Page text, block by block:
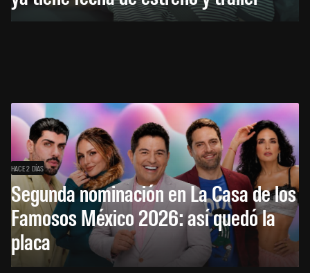
HACE 2 DÍAS
Segunda nominación en La Casa de los
Famosos México 2026: así quedó la
placa